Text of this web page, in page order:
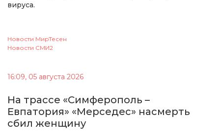
вируса.
Новости МирТесен
Новости СМИ2
16:09, 05 августа 2026
На трассе «Симферополь –
Евпатория» «Мерседес» насмерть
сбил женщину